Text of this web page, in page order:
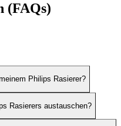
(FAQs)
Philips Rasierer?
Rasierers austauschen?